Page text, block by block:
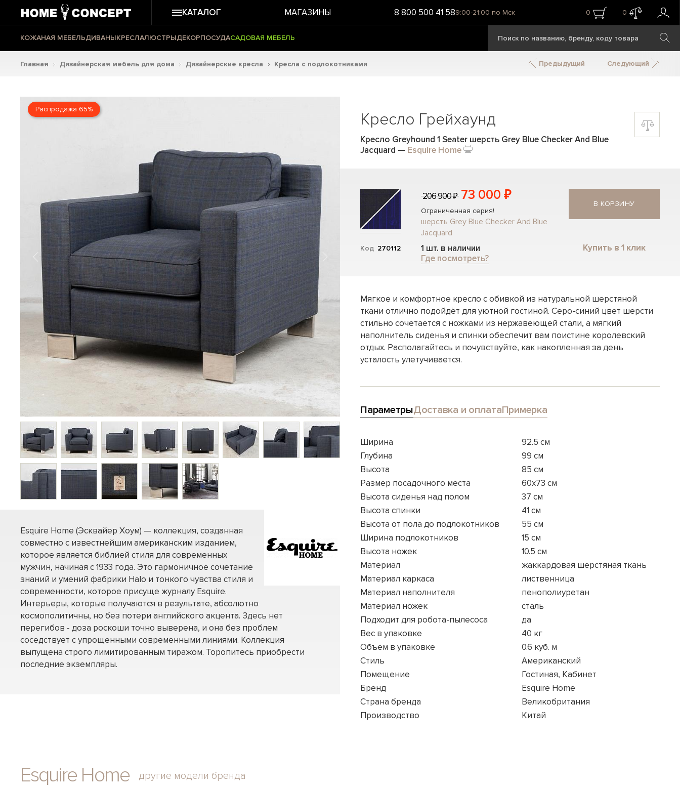
КАТАЛОГ МАГАЗИНЫ 8 800 500 41 589:00-21:00 по Мск 0 0
КОЖАНАЯ МЕБЕЛЬДИВАНЫКРЕСЛАЛЮСТРЫДЕКОРПОСУДАСАДОВАЯ МЕБЕЛЬ
Главная Дизайнерская мебель для дома Дизайнерские кресла Кресла с подлокотниками Предыдущий Следующий
Распродажа 65%
Esquire Home (Эсквайер Хоум) — коллекция, созданная
совместно с известнейшим американским изданием,
которое является библией стиля для современных
мужчин, начиная с 1933 года. Это гармоничное сочетание
знаний и умений фабрики Halo и тонкого чувства стиля и
современности, которое присуще журналу Esquire.
Интерьеры, которые получаются в результате, абсолютно
космополитичны, но без потери английского акцента. Здесь нет
перегибов - доза роскоши точно выверена, и она без проблем
соседствует с упрощенными современными линиями. Коллекция
выпущена строго лимитированным тиражом. Торопитесь приобрести
последние экземпляры.
Кресло Грейхаунд
Кресло Greyhound 1 Seater шерсть Grey Blue Checker And Blue
Jacquard — Esquire Home
Код 270112
206 900 ₽ 73 000 ₽
Ограниченная серия!
шерсть Grey Blue Checker And Blue
Jacquard
1 шт. в наличии
Где посмотреть?
В КОРЗИНУ
Купить в 1 клик
Мягкое и комфортное кресло с обивкой из натуральной шерстяной
ткани отлично подойдёт для уютной гостиной. Серо-синий цвет шерсти
стильно сочетается с ножками из нержавеющей стали, а мягкий
наполнитель сиденья и спинки обеспечит вам поистине королевский
отдых. Располагайтесь и почувствуйте, как накопленная за день
усталость улетучивается.
ПараметрыДоставка и оплатаПримерка
Ширина
92.5 см
Глубина
99 см
Высота
85 см
Размер посадочного места
60x73 см
Высота сиденья над полом
37 см
Высота спинки
41 см
Высота от пола до подлокотников
55 см
Ширина подлокотников
15 см
Высота ножек
10.5 см
Материал
жаккардовая шерстяная ткань
Материал каркаса
лиственница
Материал наполнителя
пенополиуретан
Материал ножек
сталь
Подходит для робота-пылесоса
да
Вес в упаковке
40 кг
Объем в упаковке
0.6 куб. м
Стиль
Американский
Помещение
Гостиная, Кабинет
Бренд
Esquire Home
Страна бренда
Великобритания
Производство
Китай
Esquire Home другие модели бренда